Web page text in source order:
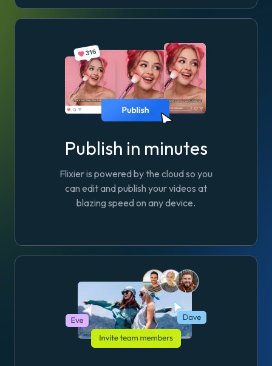
Publish in minutes
Flixier is powered by the cloud so you
can edit and publish your videos at
blazing speed on any device.